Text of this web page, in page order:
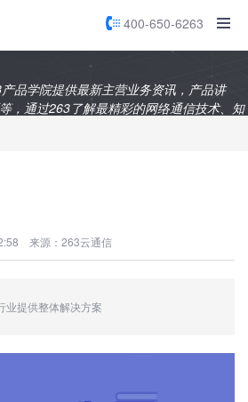
400-650-6263
品学院提供最新主营业务资讯，产品讲
，通过263了解最精彩的网络通信技术、知
来源：263云通信
业提供整体解决方案